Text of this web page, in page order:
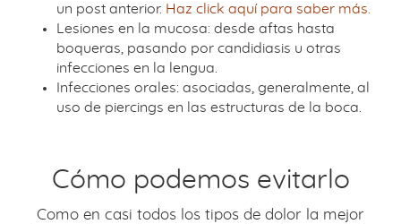
un post anterior. Haz click aquí para saber más.
Lesiones en la mucosa: desde aftas hasta
boqueras, pasando por candidiasis u otras
infecciones en la lengua.
Infecciones orales: asociadas, generalmente, al
uso de piercings en las estructuras de la boca.
Cómo podemos evitarlo
Como en casi todos los tipos de dolor la mejor